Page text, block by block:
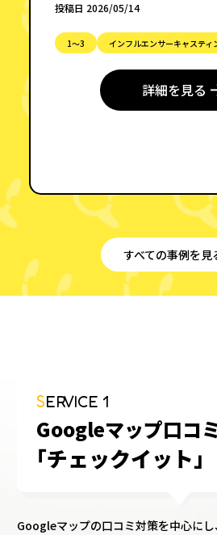
いても、デジタルの世界で見つ
の時代の集客の難しさです。
投稿日 2026/05/14
1〜3 インフルエンサーキャスティ
詳細を見る
すべての事例を見
SERVICE 1
Googleマップ口コ
「チェックイット」
Googleマップの口コミ対策を中心に